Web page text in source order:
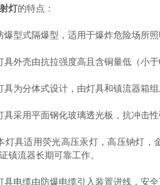
灯的特点：
式隔爆型，适用于爆炸危险场所照
壳由抗拉强度高且含铜量低（小于
分体式设计，由灯具和镇流器箱组
用平面钢化玻璃透光板，抗冲击性
适用荧光高压汞灯，高压钠灯，金
镇流器长期可靠工作。
缆由防爆电缆引入装置进线，安全